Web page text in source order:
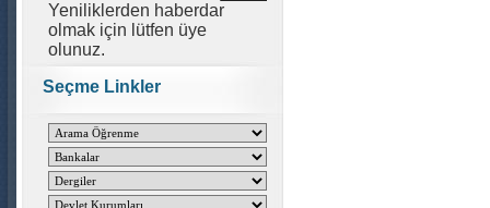
Yeniliklerden haberdar
olmak için lütfen üye
olunuz.
Seçme Linkler